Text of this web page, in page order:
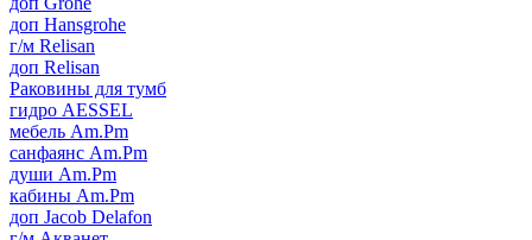
доп Hansgrohe
г/м Relisan
доп Relisan
Раковины для тумб
гидро AESSEL
мебель Am.Pm
санфаянс Am.Pm
души Am.Pm
кабины Am.Pm
доп Jacob Delafon